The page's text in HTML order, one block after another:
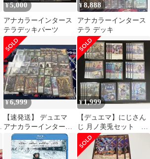
¥5,000
アナカラーインタース
テラデッキパーツ
¥8,888
アナカラーインタース
テラ デッキ
¥6,999
【速発送】 デュエマ
アナカラーインタース
テラ デッキ 8/10新
殿堂対応構築
¥1,999
【デュエマ】にじさん
じ 月ノ美兎セット 異
次元の超獣使い ホイル
レアあり